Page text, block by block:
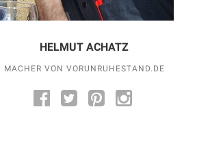
HELMUT ACHATZ
MACHER VON VORUNRUHESTAND.DE